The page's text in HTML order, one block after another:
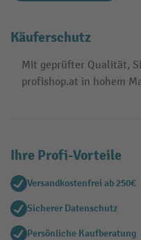
Käuferschutz
Mit geprüfter Qualität,
profishop.at in hohem
Ihre Profi-Vorteile
Versandkostenfrei ab 250€
Sicherer Datenschutz
Persönliche Kaufberatung